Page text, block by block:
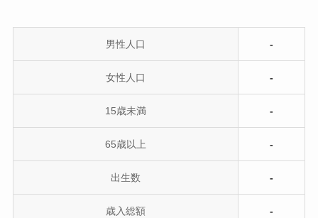
男性人口 -
女性人口 -
15歳未満 -
65歳以上 -
出生数 -
歳入総額 -